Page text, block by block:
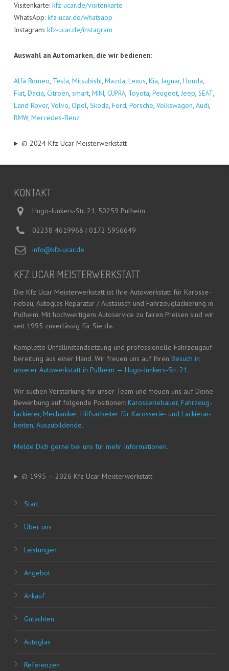
Visi­ten­kar­te: kfz-ucar.de/visitenkarte
Whats­App: kfz-ucar.de/whatsapp
Insta­gram: kfz-ucar.de/instagram
Aus­wahl an Auto­mar­ken, die wir bedienen:
Alfa Romeo, Tes­la, Mitsu­bi­shi, Maz­da, Lexus, Kia, Jagu­ar, Hon­da,
Fiat, Dacia, Citro­ën, smart, MINI, CUPRA, Toyo­ta, Peu­geot, Jeep, SEAT,
Land Rover, Vol­vo, Opel, Sko­da, Ford, Por­sche, Volks­wa­gen, Audi,
BMW, Mer­ce­des-Benz
© 2024 Kfz Ucar Meisterwerkstatt
KON­TAKT
Hugo-Junkers-Str. 21, 50259 Pulheim
02238 4619968 | 0172 5956649
info@kfz-ucar.de
KFZ UCAR MEISTERWERKSTATT
Die Kfz Ucar Meis­ter­werk­statt ist Ihre Auto­werk­statt für Karos­se­
rie­bau, Auto­glas Repa­ra­tur / Aus­tausch und Fahr­zeug­la­ckie­rung in
Pul­heim. Mit hoch­wer­ti­gem Auto­ser­vice zu fai­ren Prei­sen sind wir
seit 1995 zuver­läs­sig für Sie da.
Kom­plet­te Unfall­in­stand­set­zung und pro­fes­sio­nel­le Fahr­zeug­auf­
be­rei­tung aus einer Hand. Wir freu­en uns auf Ihren Besuch in
unse­rer Auto­werk­statt in Pul­heim — Hugo-Jun­kers-Str. 21.
Wir suchen Ver­stär­kung für unser Team und freu­en uns auf Dei­ne
Bewer­bung auf fol­gen­de Posi­tio­nen: Karos­se­rie­bau­er, Fahr­zeug­
la­ckie­rer, Mecha­ni­ker, Hilfs­ar­bei­ter für Karos­se­rie- und Lackier­ar­
bei­ten, Auszubildende.
Mel­de Dich ger­ne bei uns für mehr Informationen.
© 1995 — 2026 Kfz Ucar Meisterwerkstatt
Start
Über uns
Leis­tun­gen
Ange­bot
Ankauf
Gut­ach­ten
Auto­glas
Refe­ren­zen